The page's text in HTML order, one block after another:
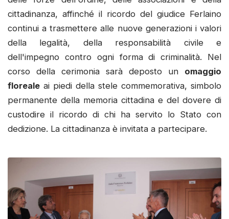
cittadinanza, affinché il ricordo del giudice Ferlaino
continui a trasmettere alle nuove generazioni i valori
della legalità, della responsabilità civile e
dell'impegno contro ogni forma di criminalità. Nel
corso della cerimonia sarà deposto un omaggio
floreale ai piedi della stele commemorativa, simbolo
permanente della memoria cittadina e del dovere di
custodire il ricordo di chi ha servito lo Stato con
dedizione. La cittadinanza è invitata a partecipare.